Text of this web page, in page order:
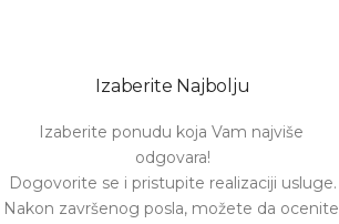
Izaberite Najbolju
Izaberite ponudu koja Vam najviše
odgovara!
Dogovorite se i pristupite realizaciji usluge.
Nakon završenog posla, možete da ocenite